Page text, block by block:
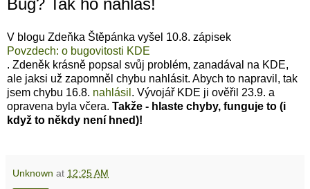
Bug? Tak ho nahlaš!
V blogu Zdeňka Štěpánka vyšel 10.8. zápisek
Povzdech: o bugovitosti KDE
. Zdeněk krásně popsal svůj problém, zanadával na KDE,
ale jaksi už zapomněl chybu nahlásit. Abych to napravil, tak
jsem chybu 16.8. nahlásil . Vývojář KDE ji ověřil 23.9. a
opravena byla včera. Takže - hlaste chyby, funguje to (i
když to někdy není hned)!
Unknown at 12:25 AM